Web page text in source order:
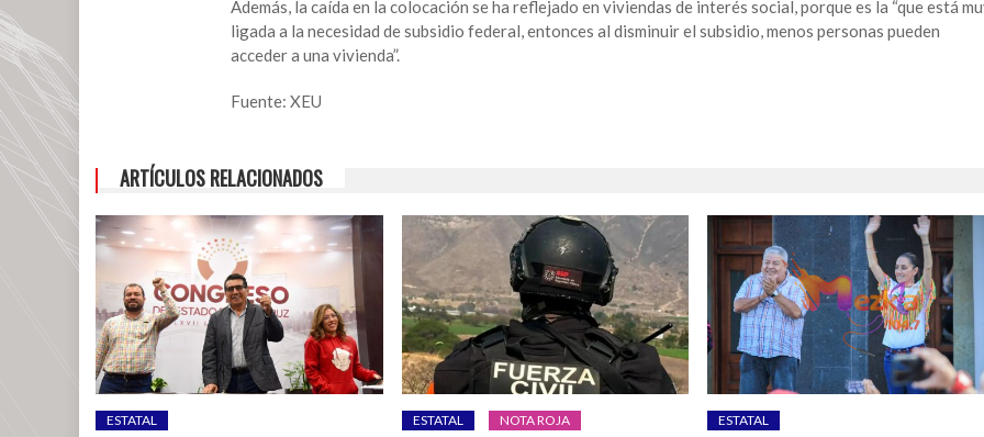
sur
de
Veracruz
por
inseguridad:
Canadevi
Además, la caída en la colocación se ha reflejado en viviendas de interés social, porque es la “que está
ligada a la necesidad de subsidio federal, entonces al disminuir el subsidio, menos personas pueden
acceder a una vivienda”.
Fuente: XEU
ARTÍCULOS RELACIONADOS
ESTATAL ESTATAL NOTA ROJA ESTATAL